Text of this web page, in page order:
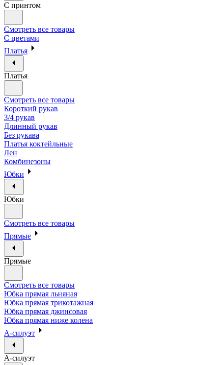
С принтом
Смотреть все товары
С цветами
Платья
Платья
Смотреть все товары
Короткий рукав
3/4 рукав
Длинный рукав
Без рукава
Платья коктейльные
Лен
Комбинезоны
Юбки
Юбки
Смотреть все товары
Прямые
Прямые
Смотреть все товары
Юбка прямая льняная
Юбка прямая трикотажная
Юбка прямая джинсовая
Юбка прямая ниже колена
А-силуэт
А-силуэт